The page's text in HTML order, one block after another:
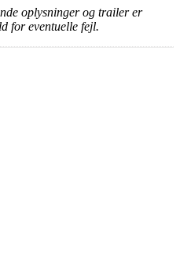
oplysninger og trailer er
for eventuelle fejl.